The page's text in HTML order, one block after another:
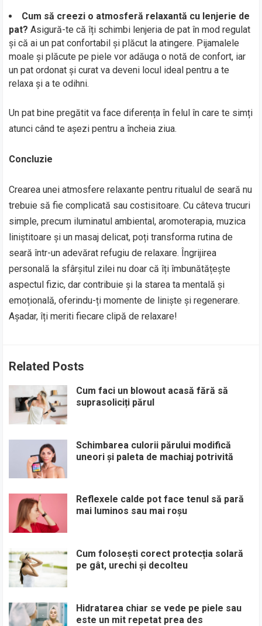
Cum să creezi o atmosferă relaxantă cu lenjerie de
pat? Asigură-te că îți schimbi lenjeria de pat în mod regulat
și că ai un pat confortabil și plăcut la atingere. Pijamalele
moale și plăcute pe piele vor adăuga o notă de confort, iar
un pat ordonat și curat va deveni locul ideal pentru a te
relaxa și a te odihni.
Un pat bine pregătit va face diferența în felul în care te simți
atunci când te așezi pentru a încheia ziua.
Concluzie
Crearea unei atmosfere relaxante pentru ritualul de seară nu
trebuie să fie complicată sau costisitoare. Cu câteva trucuri
simple, precum iluminatul ambiental, aromoterapia, muzica
liniștitoare și un masaj delicat, poți transforma rutina de
seară într-un adevărat refugiu de relaxare. Îngrijirea
personală la sfârșitul zilei nu doar că îți îmbunătățește
aspectul fizic, dar contribuie și la starea ta mentală și
emoțională, oferindu-ți momente de liniște și regenerare.
Așadar, îți meriti fiecare clipă de relaxare!
Related Posts
Cum faci un blowout acasă fără să
suprasoliciți părul
Schimbarea culorii părului modifică
uneori și paleta de machiaj potrivită
Reflexele calde pot face tenul să pară
mai luminos sau mai roșu
Cum folosești corect protecția solară
pe gât, urechi și decolteu
Hidratarea chiar se vede pe piele sau
este un mit repetat prea des